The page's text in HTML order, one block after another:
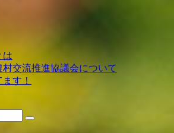
は
村交流推進協議会について
す！